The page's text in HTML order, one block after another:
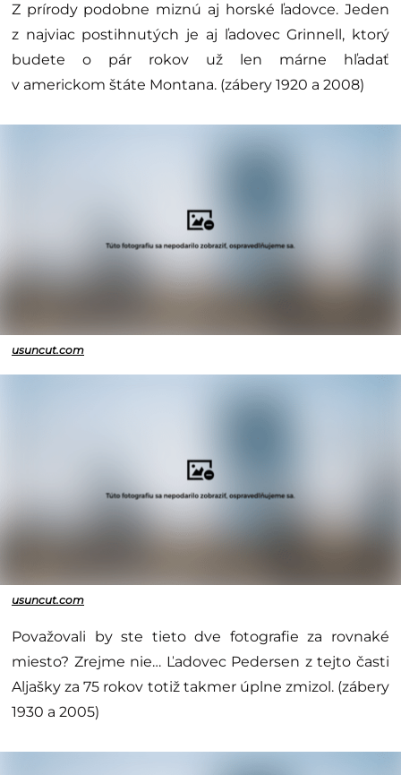
Z prírody podobne miznú aj horské ľadovce. Jeden
z najviac postihnutých je aj ľadovec Grinnell, ktorý
budete o pár rokov už len márne hľadať
v americkom štáte Montana. (zábery 1920 a 2008)
usuncut.com
usuncut.com
Považovali by ste tieto dve fotografie za rovnaké
miesto? Zrejme nie… Ľadovec Pedersen z tejto časti
Aljašky za 75 rokov totiž takmer úplne zmizol. (zábery
1930 a 2005)